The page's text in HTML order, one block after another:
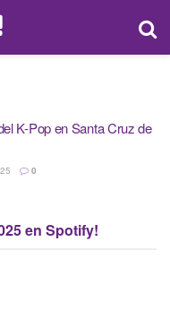
K-Pop en Santa Cruz de
0
en Spotify!